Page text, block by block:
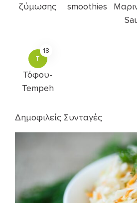
ζύμωσης
smoothies
Τ
18
Τόφου-
Tempeh
Δημοφιλείς Συνταγές